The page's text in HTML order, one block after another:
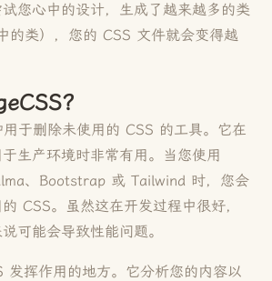
您心中的设计，生成了越来越多的类
的类），您的 CSS 文件就会变得越
？
于删除未使用的 CSS 的工具。它在
生产环境时非常有用。当您使用
、Bootstrap 或 Tailwind 时，您会
CSS。虽然这在开发过程中很好，
可能会导致性能问题。
发挥作用的地方。它分析您的内容以